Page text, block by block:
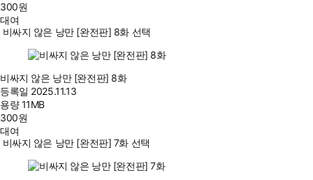
300원
대여
비싸지 않은 낭만 [완전판] 8화 선택
비싸지 않은 낭만 [완전판] 8화
등록일 2025.11.13
용량11MB
300원
대여
비싸지 않은 낭만 [완전판] 7화 선택